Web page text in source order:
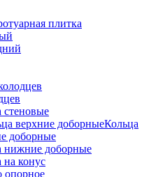
плитка
стеновые
Кольца
доборные
нижние доборные
на конус
опорное